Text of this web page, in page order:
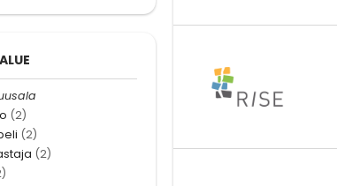
(2)
(2)
(2)